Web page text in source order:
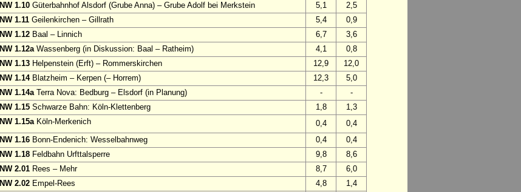
NW 1.10 Güterbahnhof Alsdorf (Grube Anna) – Grube Adolf bei Merkstein 5,1
2,5
NW 1.11 Geilenkirchen – Gillrath 5,4
0,9
NW 1.12 Baal – Linnich 6,7
3,6
NW 1.12aWassenberg (in Diskussion: Baal – Ratheim) 4,1
0,8
NW 1.13 Helpenstein (Erft) – Rommerskirchen 12,9
12,0
NW 1.14Blatzheim – Kerpen (– Horrem) 12,3
5,0
NW 1.14aTerra Nova: Bedburg – Elsdorf (in Planung) -
-
NW 1.15 Schwarze Bahn: Köln-Klettenberg 1,8
1,3
NW 1.15aKöln-Merkenich 0,4
0,4
NW 1.16 Bonn-Endenich: Wesselbahnweg 0,4
0,4
NW 1.18 Feldbahn Urfttalsperre 9,8
8,6
NW 2.01 Rees – Mehr 8,7
6,0
NW 2.02 Empel-Rees 4,8
1,4